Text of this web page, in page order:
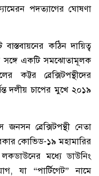
পদত্যাগের ঘোষণা
কঠিন দায়িত্ব
সঙ্গে একটি সমঝোতামূলক
কট্টর ব্রেক্সিটপন্থীদের
দলীয় চাপের মুখে ২০১৯
জনসন ব্রেক্সিটপন্থী নেতা
কোভিড-১৯ মহামারির
মধ্যে ডাউনিং
যা “পার্টিগেট” নামে